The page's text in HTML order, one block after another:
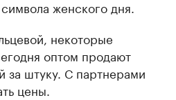
женского дня.
некоторые
оптом продают
за штуку. С партнерами
цены.